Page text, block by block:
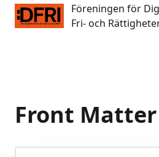
Föreningen för Digitala Fri-
Föreningen för
Fri- och
Front Matter